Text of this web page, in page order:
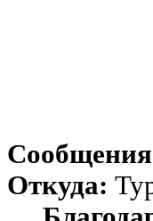
Откуда: